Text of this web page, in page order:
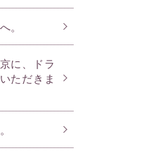
。
に、ドラ
ただきま